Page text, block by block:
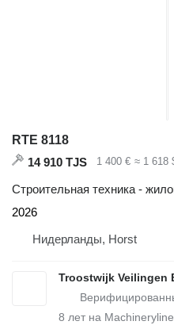
RTE 8118
14 910 TJS
1 400 € ≈ 1 618
Строительная техника -
2026
Нидерланды, Horst
Troostwijk Veilingen
8 лет на Machineryline